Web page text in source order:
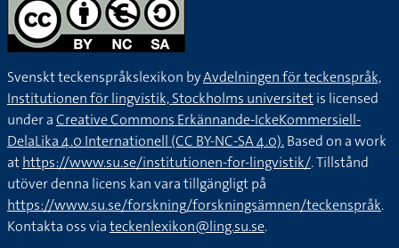
Svenskt teckenspråkslexikon byAvdelningen för teckenspråk,
Institutionen för lingvistik, Stockholms universitetis licensed
under aCreative Commons Erkännande-IckeKommersiell-
DelaLika 4.0 Internationell (CC BY-NC-SA 4.0).Based on a work
athttps://www.su.se/institutionen-for-lingvistik/. Tillstånd
utöver denna licens kan vara tillgängligt på
https://www.su.se/forskning/forskningsämnen/teckenspråk.
Kontakta oss viateckenlexikon@ling.su.se.